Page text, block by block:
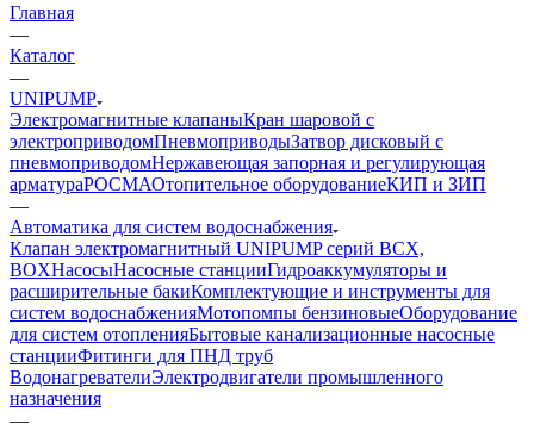
Главная
—
Каталог
—
UNIPUMP
Электромагнитные клапаныКран шаровой с
электроприводомПневмоприводыЗатвор дисковый с
пневмоприводомНержавеющая запорная и регулирующая
арматураРОСМАОтопительное оборудованиеКИП и ЗИП
—
Автоматика для систем водоснабжения
Клапан электромагнитный UNIPUMP серий BCX,
BOXНасосыНасосные станцииГидроаккумуляторы и
расширительные бакиКомплектующие и инструменты для
систем водоснабженияМотопомпы бензиновыеОборудование
для систем отопленияБытовые канализационные насосные
станцииФитинги для ПНД труб
ВодонагревателиЭлектродвигатели промышленного
назначения
—